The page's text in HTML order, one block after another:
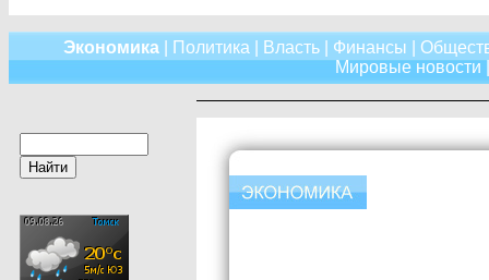
Экономика| Политика Власть| Финансы
Мировые новости